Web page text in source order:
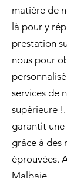
matière de
là pour y
prestation
nous pour
services de
supérieure
garantit
grâce à des
éprouvées.
Malbaie